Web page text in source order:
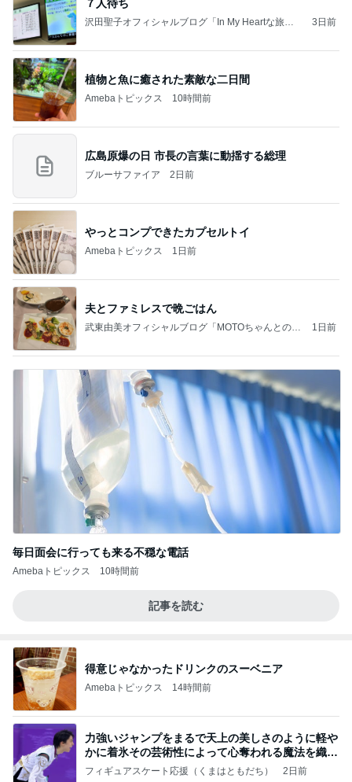
７人待ち
沢田聖子オフィシャルブログ「In My Heartな旅日
3日前
植物と魚に癒された素敵な二日間
Amebaトピックス 10時間前
広島原爆の日 市長の言葉に動揺する総理
ブルーサファイア 2日前
やっとコンプできたカプセルトイ
Amebaトピックス 1日前
夫とファミレスで晩ごはん
武東由美オフィシャルブログ「MOTOちゃんとのは
1日前
毎日面会に行っても来る不穏な電話
Amebaトピックス 10時間前
記事を読む
得意じゃなかったドリンクのスーベニア
Amebaトピックス 14時間前
力強いジャンプをまるで天上の美しさのように軽や
かに着氷その芸術性によって心奪われる魔法を織り
なす
フィギュアスケート応援（くまはともだち） 2日前